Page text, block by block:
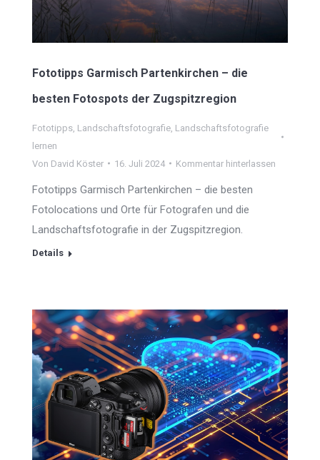
Fototipps Garmisch Partenkirchen – die
besten Fotospots der Zugspitzregion
Fototipps Landschaftsfotografie Landschaftsfotografie
lernen
Von David Köster 16. Juli 2024 Kommentar hinterlassen
Fototipps Garmisch Partenkirchen – die besten
Fotolocations und Orte für Fotografen und die
Landschaftsfotografie in der Zugspitzregion.
Details